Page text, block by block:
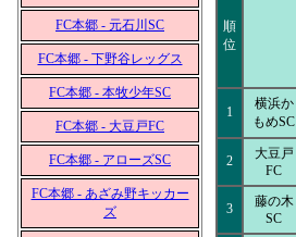
FC本郷 - 元石川SC
FC本郷 - 下野谷レッグス
FC本郷 - 本牧少年SC
FC本郷 - 大豆戸FC
FC本郷 - アローズSC
FC本郷 - あざみ野キッカー
ズ
順
位
1
横浜か
もめSC
2
大豆戸
FC
3
藤の木
SC